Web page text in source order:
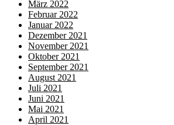
März 2022
Februar 2022
Januar 2022
Dezember 2021
November 2021
Oktober 2021
September 2021
August 2021
Juli 2021
Juni 2021
Mai 2021
April 2021